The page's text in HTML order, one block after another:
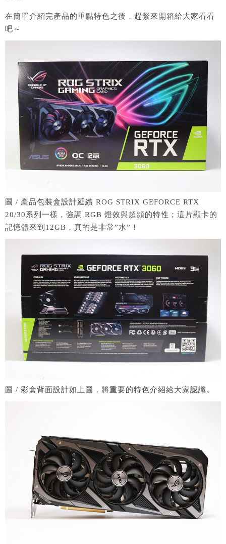
在簡單介紹完產品的重點特色之後，趕緊來開箱給大家看看
吧～
圖 / 產品包裝盒設計延續 ROG STRIX GEFORCE RTX
20/30系列一樣，強調 RGB 燈效與超頻的特性；這片顯卡的
記憶體來到12GB，真的是非常”水”！
圖 / 彩盒背面設計如上圖，將重要的特色介紹給大家認識。